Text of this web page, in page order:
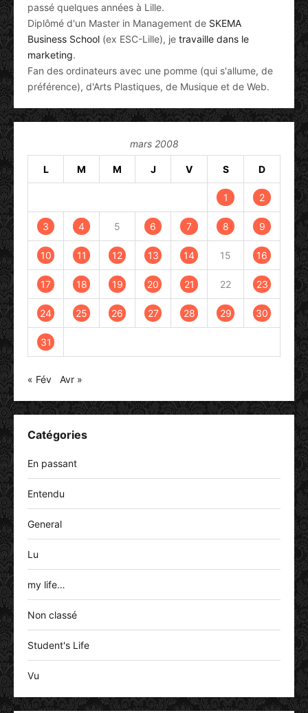
passé quelques années à Lille.
Diplômé d'un Master in Management de SKEMA
Business School (ex ESC-Lille), je travaille dans le
marketing.
Fan des ordinateurs avec une pomme (qui s'allume, de
préférence), d'Arts Plastiques, de Musique et de Web.
mars 2008
L M M J V S D
1 2
3 4 5 6 7 8 9
10 11 12 13 14 15 16
17 18 19 20 21 22 23
24 25 26 27 28 29 30
31
« Fév Avr »
Catégories
En passant
Entendu
General
Lu
my life…
Non classé
Student's Life
Vu